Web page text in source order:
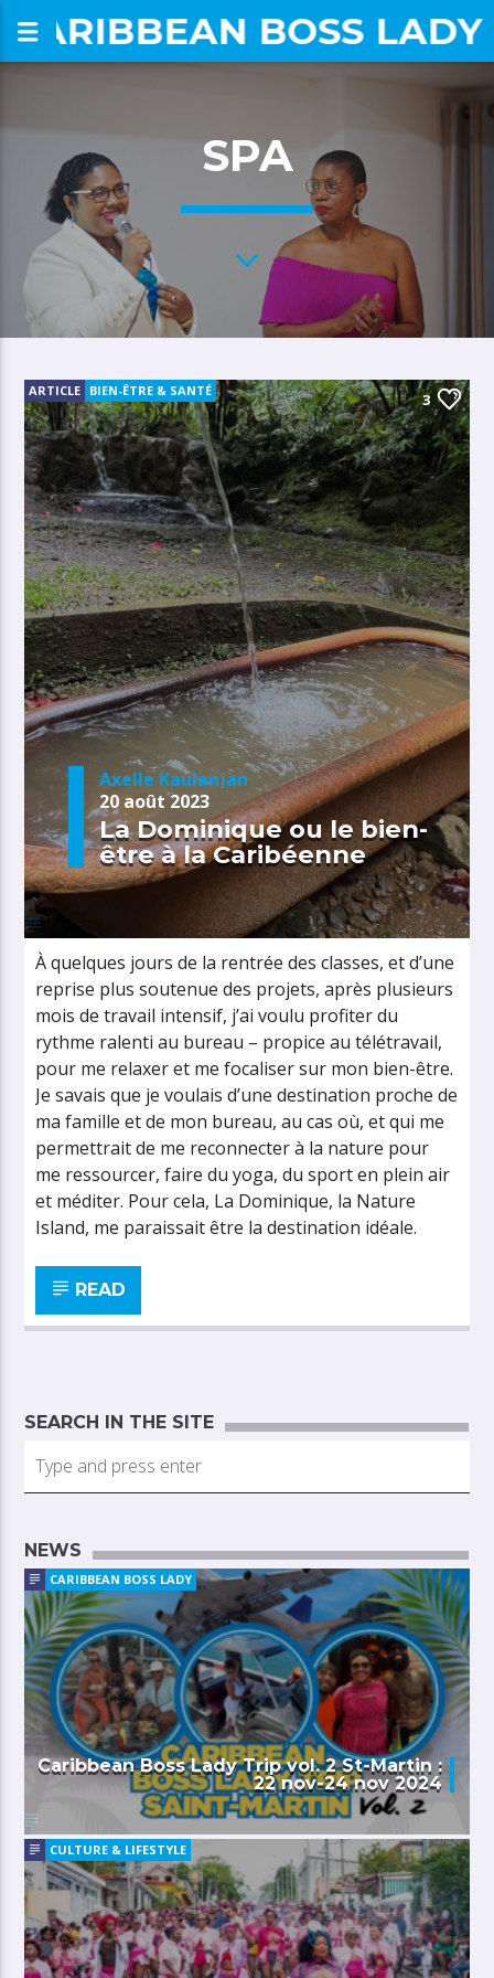
CARIBBEAN BOSS LADY
SPA
ARTICLE BIEN-ÊTRE & SANTÉ 3
Axelle Kaulanjan
20 août 2023
La Dominique ou le bien-
être à la Caribéenne
À quelques jours de la rentrée des classes, et d’une
reprise plus soutenue des projets, après plusieurs
mois de travail intensif, j’ai voulu profiter du
rythme ralenti au bureau – propice au télétravail,
pour me relaxer et me focaliser sur mon bien-être.
Je savais que je voulais d’une destination proche de
ma famille et de mon bureau, au cas où, et qui me
permettrait de me reconnecter à la nature pour
me ressourcer, faire du yoga, du sport en plein air
et méditer. Pour cela, La Dominique, la Nature
Island, me paraissait être la destination idéale.
READ
SEARCH IN THE SITE
NEWS
CARIBBEAN BOSS LADY
Caribbean Boss Lady Trip vol. 2 St-Martin :
22 nov-24 nov 2024
CULTURE & LIFESTYLE